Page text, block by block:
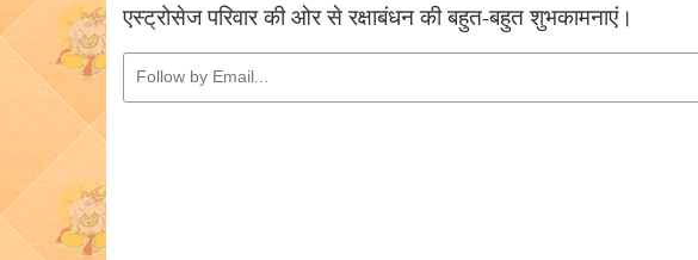
एस्ट्रोसेज परिवार की ओर से रक्षाबंधन की बहुत-बहुत शुभकामनाएं।